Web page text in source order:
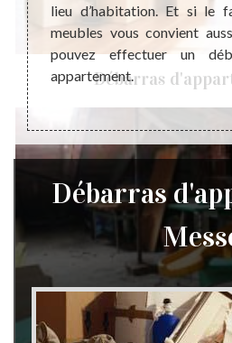
Débarras
lieu d’habitation. Et si le
meubles vous convient
pouvez effectuer un
appartement.
Débarras